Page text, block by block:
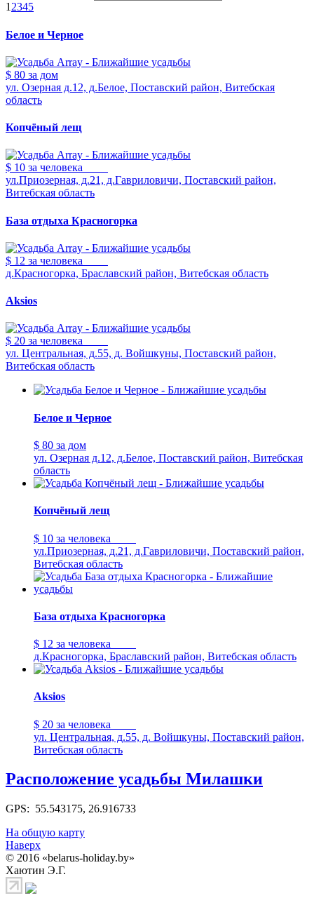
1 2345
Белое и Черное
$ 80 за дом
ул. Озерная д.12, д.Белое, Поставский район, Витебская
область
Копчёный лещ
$ 10 за человека
ул.Приозерная, д.21, д.Гавриловичи, Поставский район,
Витебская область
База отдыха Красногорка
$ 12 за человека
д.Красногорка, Браславский район, Витебская область
Aksios
$ 20 за человека
ул. Центральная, д.55, д. Войшкуны, Поставский район,
Витебская область
Белое и Черное
$ 80 за дом
ул. Озерная д.12, д.Белое, Поставский район, Витебская
область
Копчёный лещ
$ 10 за человека
ул.Приозерная, д.21, д.Гавриловичи, Поставский район,
Витебская область
База отдыха Красногорка
$ 12 за человека
д.Красногорка, Браславский район, Витебская область
Aksios
$ 20 за человека
ул. Центральная, д.55, д. Войшкуны, Поставский район,
Витебская область
Расположение усадьбы Милашки
GPS: 55.543175, 26.916733
На общую карту
Наверх
© 2016 «belarus-holiday.by»
Хаютин Э.Г.